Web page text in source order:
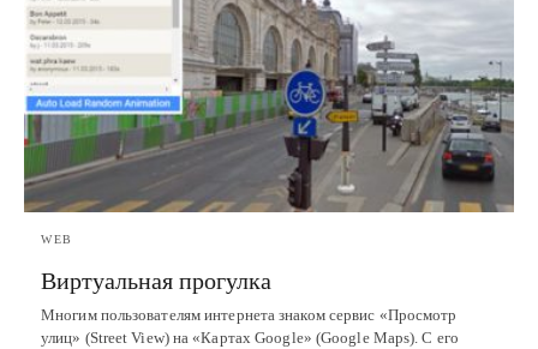
WEB
Виртуальная прогулка
Многим пользователям интернета знаком сервис «Просмотр
улиц» (Street View) на «Картах Google» (Google Maps). С его